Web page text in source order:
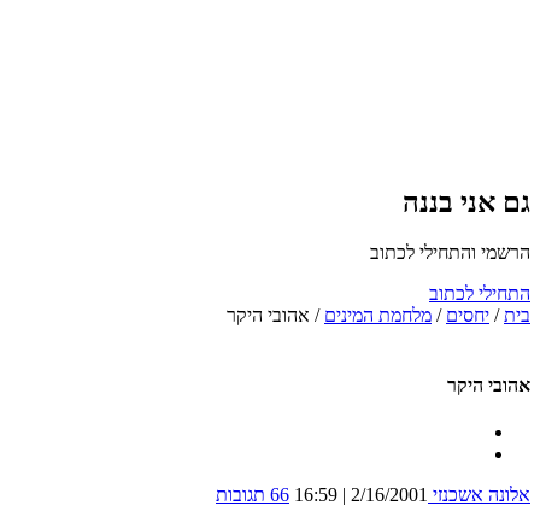
גם אני בננה
הרשמי והתחילי לכתוב
התחילי לכתוב
בית/ יחסים / מלחמת המינים / אהובי היקר
אהובי היקר
אלונה אשכנזי 2/16/2001 | 16:59
66 תגובות